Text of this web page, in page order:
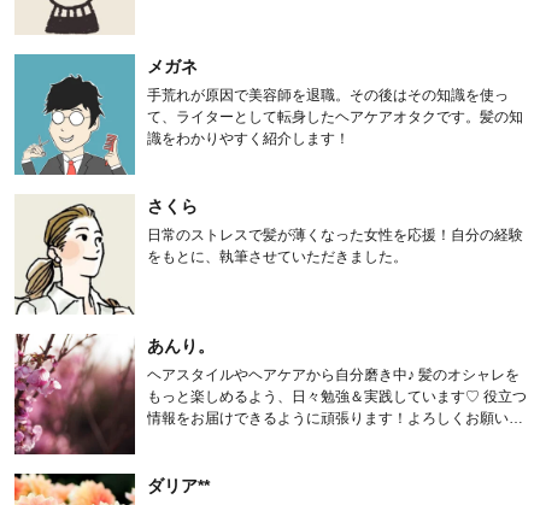
メガネ
手荒れが原因で美容師を退職。その後はその知識を使っ
て、ライターとして転身したヘアケアオタクです。髪の知
識をわかりやすく紹介します！
さくら
日常のストレスで髪が薄くなった女性を応援！自分の経験
をもとに、執筆させていただきました。
あんり。
ヘアスタイルやヘアケアから自分磨き中♪ 髪のオシャレを
もっと楽しめるよう、日々勉強＆実践しています♡ 役立つ
情報をお届けできるように頑張ります！よろしくお願いし
ダリア**